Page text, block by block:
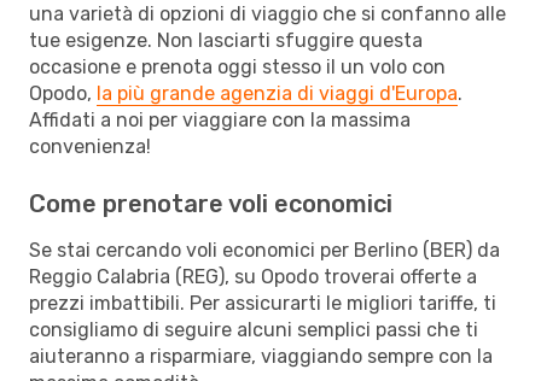
una varietà di opzioni di viaggio che si confanno alle
tue esigenze. Non lasciarti sfuggire questa
occasione e prenota oggi stesso il un volo con
Opodo, la più grande agenzia di viaggi d'Europa.
Affidati a noi per viaggiare con la massima
convenienza!
Come prenotare voli economici
Se stai cercando voli economici per Berlino (BER) da
Reggio Calabria (REG), su Opodo troverai offerte a
prezzi imbattibili. Per assicurarti le migliori tariffe, ti
consigliamo di seguire alcuni semplici passi che ti
aiuteranno a risparmiare, viaggiando sempre con la